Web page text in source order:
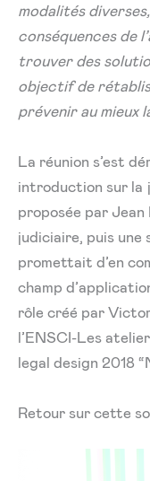
modalités
conséquences de
trouver des
objectif de
prévenir au mieux
La réunion s’est
introduction sur
proposée par
judiciaire, puis une
promettait d’en
champ
rôle créé par
l’ENSCI-Les
legal design 2018
Retour sur cette